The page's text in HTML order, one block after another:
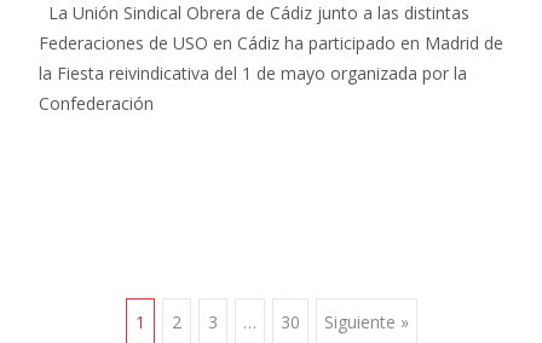
La Unión Sindical Obrera de Cádiz junto a las distintas
Federaciones de USO en Cádiz ha participado en Madrid de
la Fiesta reivindicativa del 1 de mayo organizada por la
Confederación
1 2 3 … 30 Siguiente »